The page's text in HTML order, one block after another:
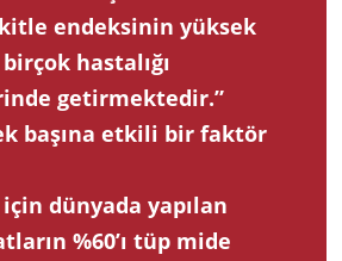
endeksinin yüksek
hastalığı
getirmektedir.”
başına etkili bir faktör
dünyada yapılan
%60’ı tüp mide